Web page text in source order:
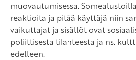
muovautumisessa.
reaktioita ja pitää käyttäjä niin
vaikuttajat ja sisällöt ovat
poliittisesta tilanteesta ja ns.
edelleen.